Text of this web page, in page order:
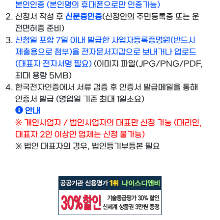
본인인증 (본인명의 휴대폰으로만 인증가능)
신청서 작성 후 신분증인증(신청인의 주민등록증 또는 운
전면허증 준비)
신청일 포함 7일 이내 발급한 사업자등록증명원(반드시
제출용으로 첨부)을 전자문서지갑으로 보내거나 업로드
(대표자 전자서명 필요) (이미지 파일(JPG/PNG/PDF,
최대 용량 5MB)
한국전자인증에서 서류 검증 후 인증서 발급메일을 통해
인증서 발급 (영업일 기준 최대 1일소요)
안내
※ 개인사업자 / 법인사업자의 대표만 신청 가능 (대리인,
대표자 2인 이상인 업체는 신청 불가능)
※ 법인 대표자의 경우, 법인등기부등본 필요